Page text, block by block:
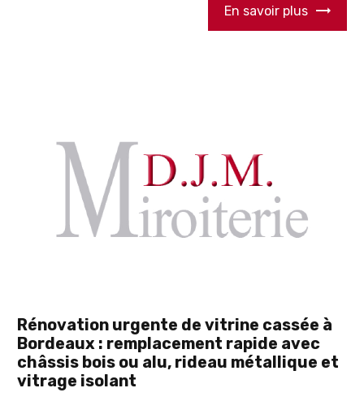
En savoir plus
Rénovation urgente de vitrine cassée à
Bordeaux : remplacement rapide avec
châssis bois ou alu, rideau métallique et
vitrage isolant